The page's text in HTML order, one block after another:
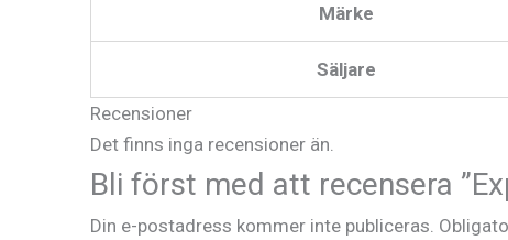
Märke
Säljare
Recensioner
Det finns inga recensioner än.
Bli först med att recensera
Din e-postadress kommer inte publiceras.